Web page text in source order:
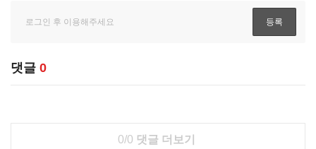
댓글 0
0/0 댓글 더보기